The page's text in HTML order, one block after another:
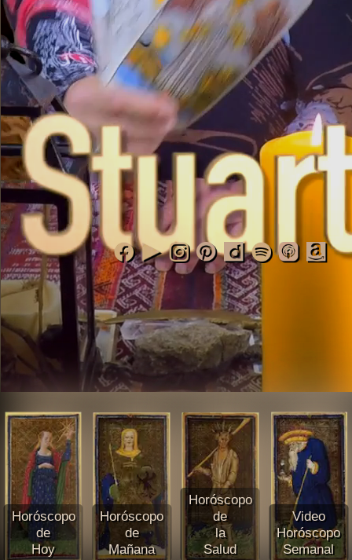
Horóscopo
de
Hoy
Horóscopo
de
Mañana
Horóscopo
de
la
Salud
Video
Horóscopo
Semanal